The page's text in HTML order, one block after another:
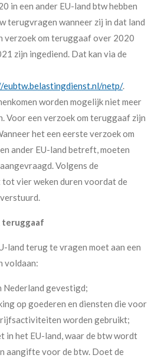
in een ander EU-land btw hebben
terugvragen wanneer zij in dat land
verzoek om teruggaaf over 2020
zijn ingediend. Dat kan via de
netp/.
worden mogelijk niet meer
Voor een verzoek om teruggaaf zijn
het een eerste verzoek om
ander EU-land betreft, moeten
Volgens de
vier weken duren voordat de
teruggaaf
land terug te vragen moet aan een
voldaan:
Nederland gevestigd;
op goederen en diensten die voor
worden gebruikt;
in het EU-land, waar de btw wordt
aangifte voor de btw. Doet de